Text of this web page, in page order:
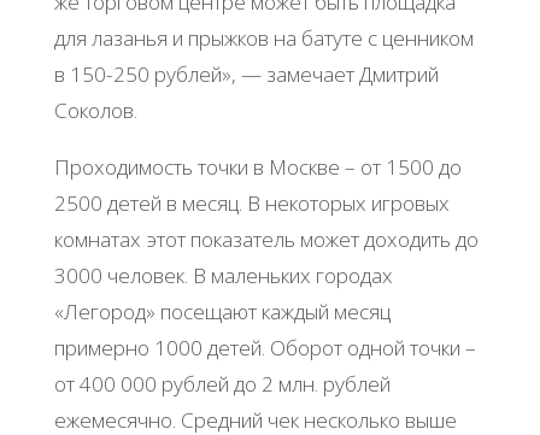
для лазанья и прыжков на батуте с ценником
в 150-250 рублей», — замечает Дмитрий
Соколов.
Проходимость точки в Москве – от 1500 до
2500 детей в месяц. В некоторых игровых
комнатах этот показатель может доходить до
3000 человек. В маленьких городах
«Легород» посещают каждый месяц
примерно 1000 детей. Оборот одной точки –
от 400 000 рублей до 2 млн. рублей
ежемесячно. Средний чек несколько выше